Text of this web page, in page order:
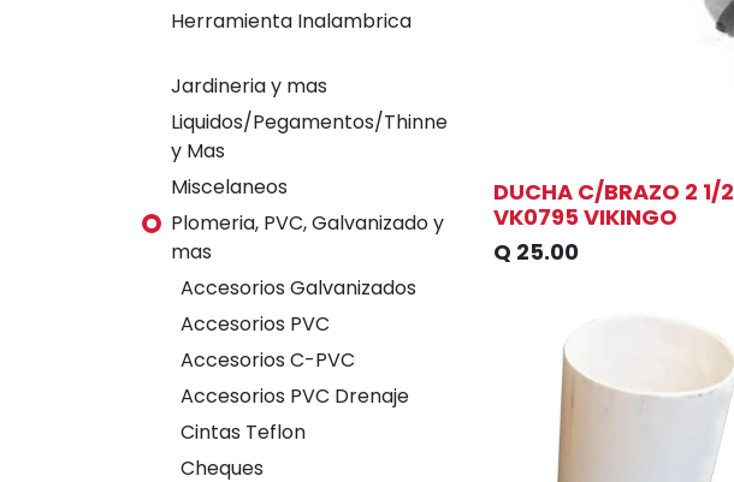
Herramienta Inalambrica
Jardineria y mas
Liquidos/Pegamentos/Thinner
y Mas
Miscelaneos
Plomeria, PVC, Galvanizado y
mas
Accesorios Galvanizados
Accesorios PVC
Accesorios C-PVC
Accesorios PVC Drenaje
Cintas Teflon
Cheques
DUCHA C/BRAZO 2 1/2
VK0795 VIKINGO
Q 25.00